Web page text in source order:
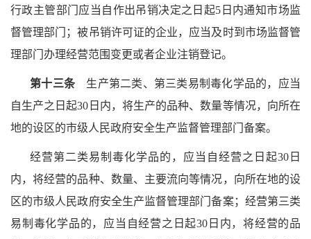
行政主管部门应当自作出吊销决定之日起5日内通知市场监
督管理部门；被吊销许可证的企业，应当及时到市场监督管
理部门办理经营范围变更或者企业注销登记。
第十三条生产第二类、第三类易制毒化学品的，应当
自生产之日起30日内，将生产的品种、数量等情况，向所在
地的设区的市级人民政府安全生产监督管理部门备案。
经营第二类易制毒化学品的，应当自经营之日起30日
内，将经营的品种、数量、主要流向等情况，向所在地的设
区的市级人民政府安全生产监督管理部门备案；经营第三类
易制毒化学品的，应当自经营之日起30日内，将经营的品